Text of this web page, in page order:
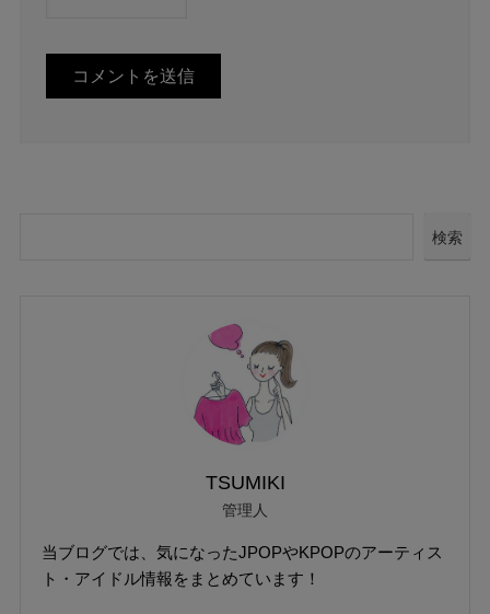
検索
TSUMIKI
管理人
当ブログでは、気になったJPOPやKPOPのアーティス
ト・アイドル情報をまとめています！